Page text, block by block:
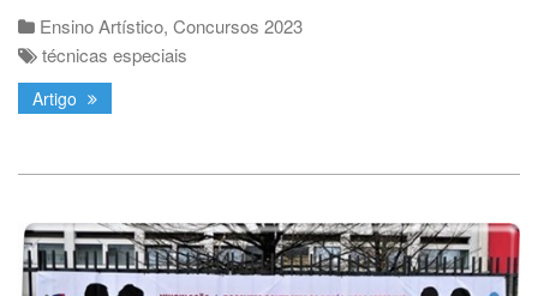
Ensino Artístico, Concursos 2023
técnicas especiais
Artigo